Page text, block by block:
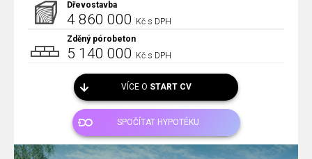
Dřevostavba
4 860 000 Kč s DPH
Zděný pórobeton
5 140 000 Kč s DPH
VÍCE O START CV
SPOČÍTAT HYPOTÉKU